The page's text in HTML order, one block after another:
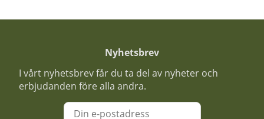
Nyhetsbrev
I vårt nyhetsbrev får du ta del av nyheter och
erbjudanden före alla andra.